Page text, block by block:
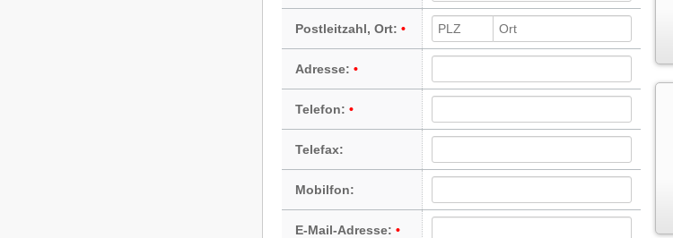
Postleitzahl, Ort:
Adresse:
Telefon:
Telefax:
Mobilfon:
E-Mail-Adresse: